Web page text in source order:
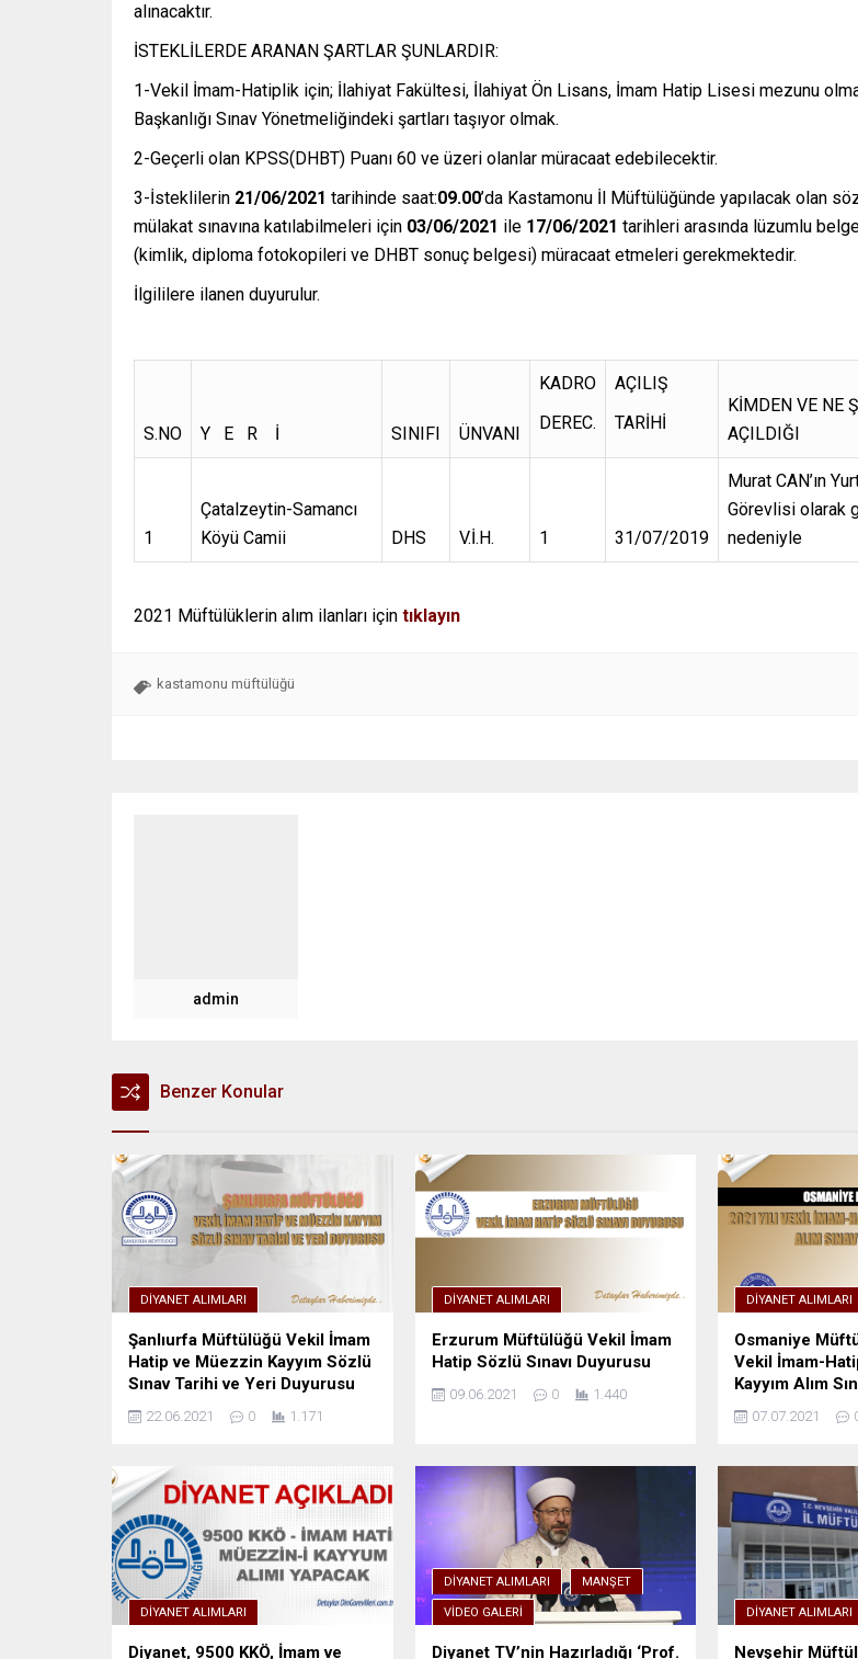
alınacaktır.
İSTEKLİLERDE ARANAN ŞARTLAR ŞUNLARDIR:
1-Vekil İmam-Hatiplik için; İlahiyat Fakültesi, İlahiyat Ön Lisans, İmam Hatip Lisesi mezunu
Başkanlığı Sınav Yönetmeliğindeki şartları taşıyor olmak.
2-Geçerli olan KPSS(DHBT) Puanı 60 ve üzeri olanlar müracaat edebilecektir.
3-İsteklilerin 21/06/2021 tarihinde saat:09.00’da Kastamonu İl Müftülüğünde yapılacak olan
mülakat sınavına katılabilmeleri için 03/06/2021 ile 17/06/2021 tarihleri arasında lüzumlu
(kimlik, diploma fotokopileri ve DHBT sonuç belgesi) müracaat etmeleri gerekmektedir.
İlgililere ilanen duyurulur.
S.NO Y E R İ SINIFI ÜNVANI
KADRO
DEREC.
AÇILIŞ
TARİHİ
KİMDEN VE NE
AÇILDIĞI
1
Çatalzeytin-Samancı
Köyü Camii
DHS V.İ.H. 1 31/07/2019
Murat CAN’ın
Görevlisi olarak
nedeniyle
2021 Müftülüklerin alım ilanları için tıklayın
kastamonu müftülüğü
admin
Benzer Konular
DIYANET ALIMLARI
Şanlıurfa Müftülüğü Vekil İmam
Hatip ve Müezzin Kayyım Sözlü
Sınav Tarihi ve Yeri Duyurusu
22.06.2021 0 1.171
DIYANET ALIMLARI
Erzurum Müftülüğü Vekil İmam
Hatip Sözlü Sınavı Duyurusu
09.06.2021 0 1.440
DIYANET ALIMLARI
Osmaniye
Vekil İmam-
Kayyım Alım
07.07.2021
DIYANET ALIMLARI
Diyanet, 9500 KKÖ, İmam ve
DIYANET ALIMLARI MANŞET
VIDEO GALERI
Diyanet TV’nin Hazırladığı ‘Prof.
DIYANET ALIMLARI
Nevşehir